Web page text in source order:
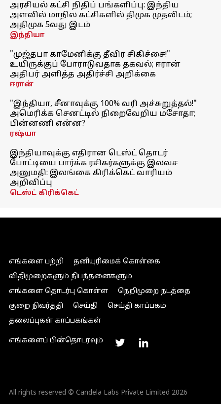
அரசியல் கட்சி நிதிப் பங்களிப்பு: இந்திய
அளவில் மாநில கட்சிகளில் திமுக முதலிடம்;
அதிமுக 5வது இடம்
இந்தியா
"முஜ்தபா காமேனிக்கு தீவிர சிகிச்சை!"
உயிருக்குப் போராடுவதாக தகவல்; ஈரான்
அதிபர் அளித்த அதிர்ச்சி அறிக்கை
ஈரான்
"இந்தியா, சீனாவுக்கு 100% வரி அச்சுறுத்தல்!"
அமெரிக்க செனட்டில் நிறைவேறிய மசோதா;
பின்னணி என்ன?
ரஷ்யா
இந்தியாவுக்கு எதிரான டெஸ்ட் தொடர்
போட்டியை பார்க்க ரசிகர்களுக்கு இலவச
அனுமதி: இலங்கை கிரிக்கெட் வாரியம்
அறிவிப்பு
டெஸ்ட் கிரிக்கெட்
எங்களை பற்றி
தனியுரிமைக் கொள்கை
விதிமுறைகளும் நிபந்தனைகளும்
எங்களை தொடர்பு கொள்ள
நெறிமுறை நடத்தை
குறை நிவர்த்தி
செய்தி
செய்தி காப்பகம்
தலைப்புகள் காப்பகங்கள்
எங்களைப் பின்தொடரவும்
All rights reserved © Candela Labs Private Limited 2026